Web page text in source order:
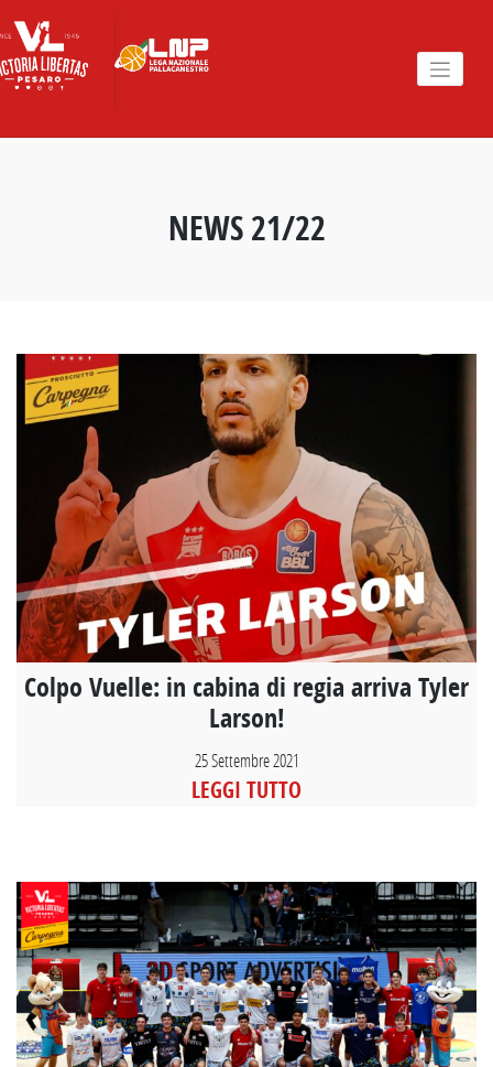
to
content
NEWS 21/22
Colpo Vuelle: in cabina di regia arriva Tyler
Larson!
25 Settembre 2021
LEGGI TUTTO